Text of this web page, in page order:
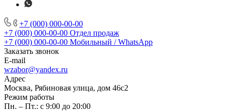
+7 (000) 000-00-00
+7 (000) 000-00-00 Отдел продаж
+7 (000) 000-00-00 Мобильный / WhatsApp
Заказать звонок
E-mail
wzabor@yandex.ru
Адрес
Москва, Рябиновая улица, дом 46с2
Режим работы
Пн. – Пт.: с 9:00 до 20:00